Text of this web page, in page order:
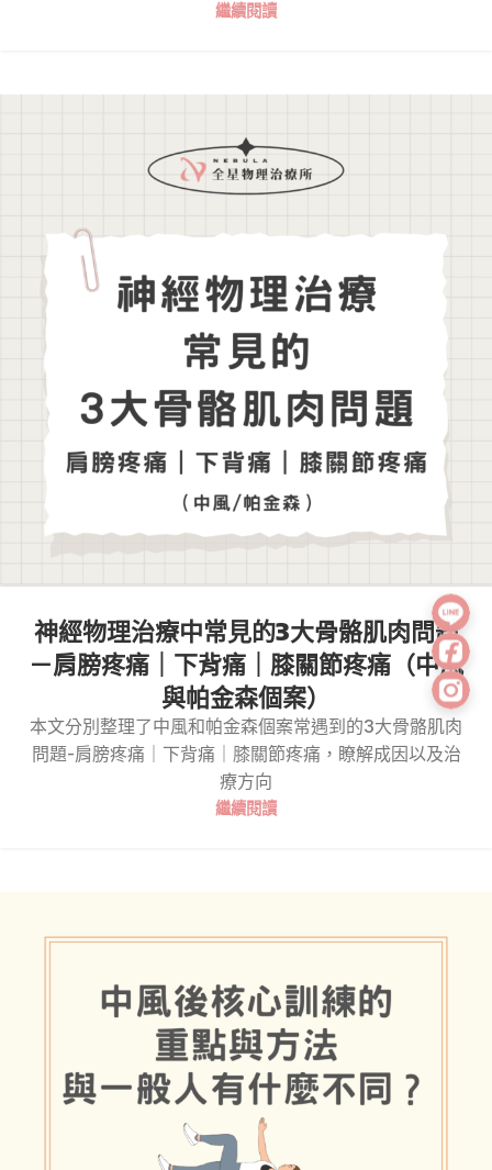
繼續閱讀
神經物理治療中常見的3大骨骼肌肉問題
－肩膀疼痛｜下背痛｜膝關節疼痛（中風
與帕金森個案）
本文分別整理了中風和帕金森個案常遇到的3大骨骼肌肉
問題-肩膀疼痛｜下背痛｜膝關節疼痛，瞭解成因以及治
療方向
繼續閱讀